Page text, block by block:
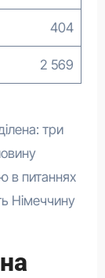
404
2 569
три
в питаннях
Німеччину